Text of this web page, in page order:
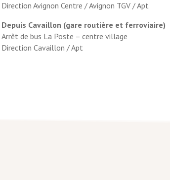
Direction Avignon Centre / Avignon TGV / Apt
Depuis Cavaillon (gare routière et ferroviaire)
Arrêt de bus La Poste – centre village
Direction Cavaillon / Apt